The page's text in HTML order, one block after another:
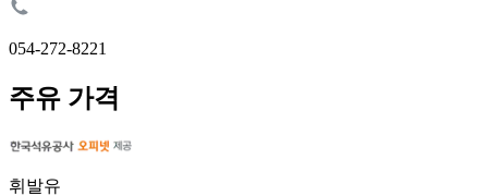
054-272-8221
주유 가격
휘발유